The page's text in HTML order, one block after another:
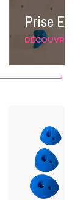
Prise
DÉCOUVRIR